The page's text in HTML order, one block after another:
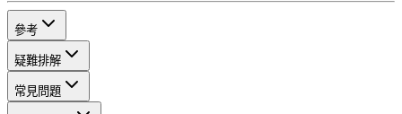
參考
疑難排解
常見問題